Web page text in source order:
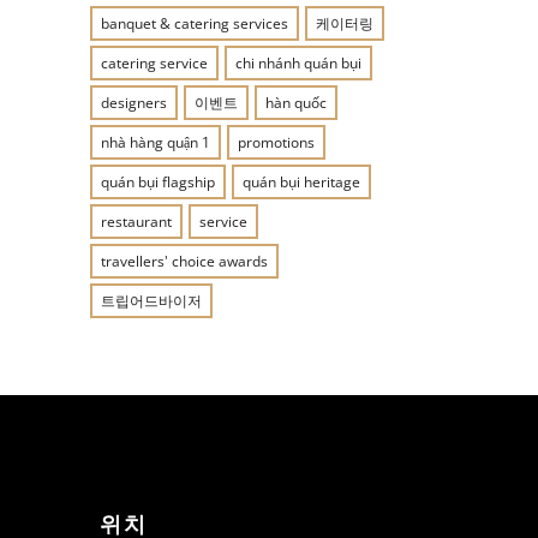
banquet & catering services
케이터링
catering service
chi nhánh quán bụi
designers
이벤트
hàn quốc
nhà hàng quận 1
promotions
quán bụi flagship
quán bụi heritage
restaurant
service
travellers' choice awards
트립어드바이저
위치